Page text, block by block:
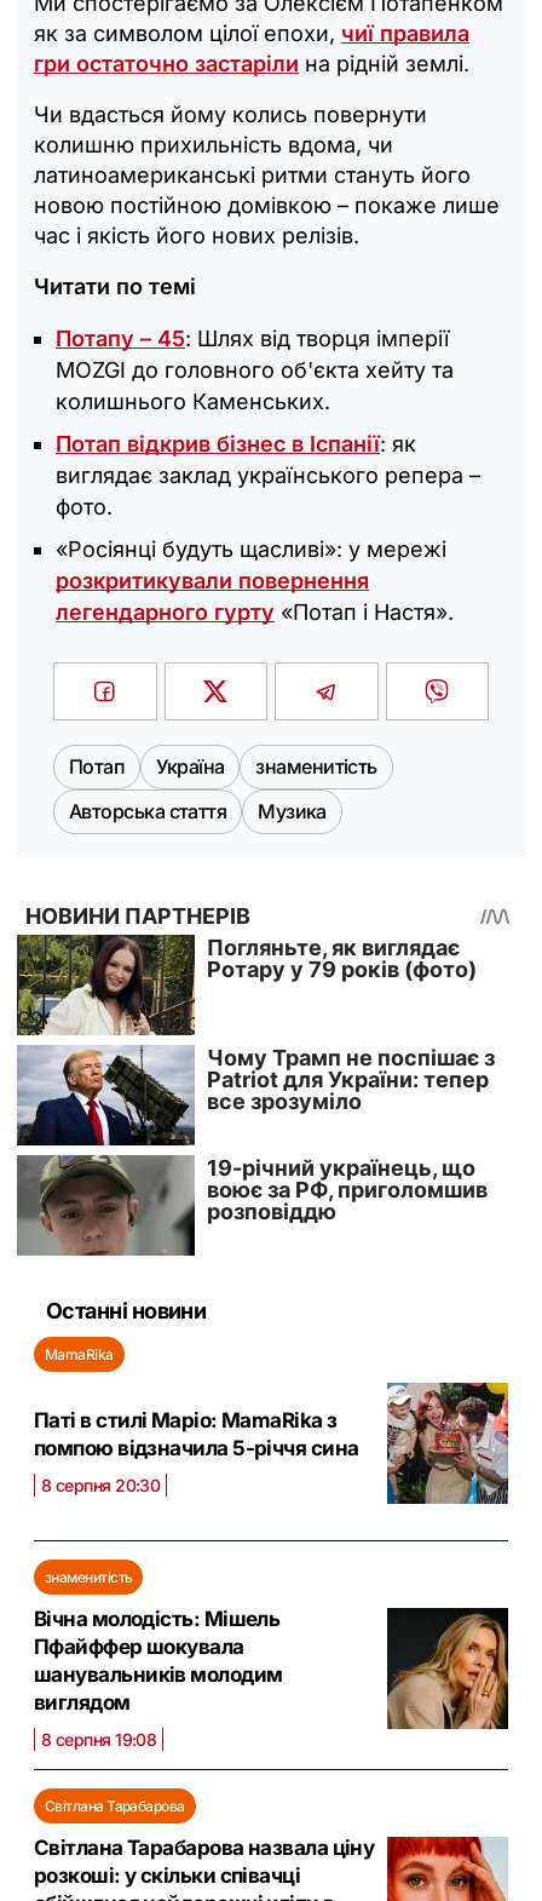
як за символом цілої епохи, чиї правила
гри остаточно застаріли на рідній землі.
Чи вдасться йому колись повернути
колишню прихильність вдома, чи
латиноамериканські ритми стануть його
новою постійною домівкою – покаже лише
час і якість його нових релізів.
Читати по темі
Потапу – 45: Шлях від творця імперії
MOZGI до головного об'єкта хейту та
колишнього Каменських.
Потап відкрив бізнес в Іспанії: як
виглядає заклад українського репера –
фото.
«Росіянці будуть щасливі»: у мережі
розкритикували повернення
легендарного гурту «Потап і Настя».
Потап Україна
знаменитість
Авторська стаття
Музика
Останні новини
MamaRika
Паті в стилі Маріо: MamaRika з
помпою відзначила 5-річчя сина
8 серпня 20:30
знаменитість
Вічна молодість: Мішель
Пфайффер шокувала
шанувальників молодим
виглядом
8 серпня 19:08
Світлана Тарабарова
Світлана Тарабарова назвала ціну
розкоші: у скільки співачці